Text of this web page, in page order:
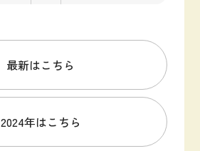
最新はこちら
2024年はこちら